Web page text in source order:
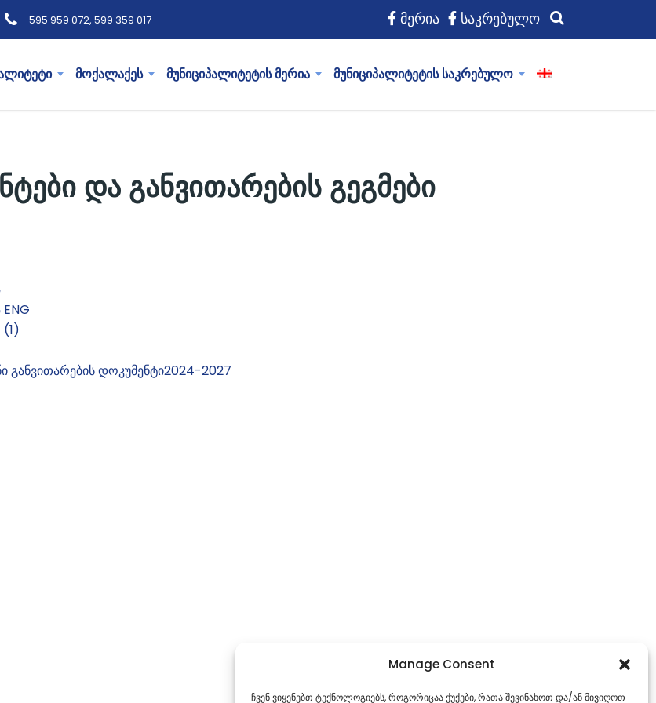
Manage Consent
ჩვენ ვიყენებთ ტექნოლოგიებს, როგორიცაა ქუქები, რათა შევინახოთ და/ან მივიღოთ
595 959 072, 599 359 017 მერია საკრებულო
მოქალაქეს მუნიციპალიტეტის მერია მუნიციპალიტეტის საკრებულო
და განვითარების გეგმები
განვითარების დოკუმენტი2024-2027